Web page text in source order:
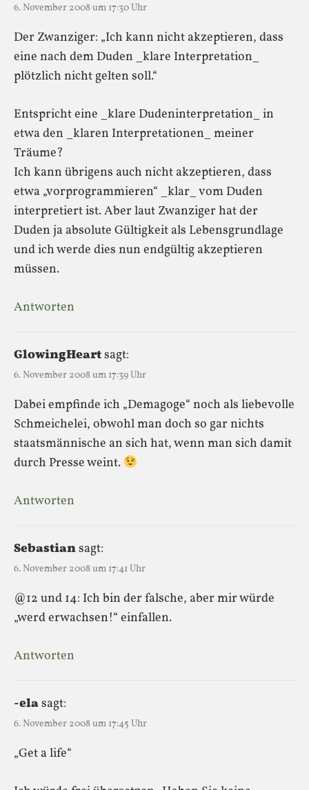
6. November 2008 um 17:30 Uhr
Der Zwanziger: „Ich kann nicht akzeptieren, dass
eine nach dem Duden _klare Interpretation_
plötzlich nicht gelten soll.“
Entspricht eine _klare Dudeninterpretation_ in
etwa den _klaren Interpretationen_ meiner
Träume?
Ich kann übrigens auch nicht akzeptieren, dass
etwa „vorprogrammieren“ _klar_ vom Duden
interpretiert ist. Aber laut Zwanziger hat der
Duden ja absolute Gültigkeit als Lebensgrundlage
und ich werde dies nun endgültig akzeptieren
müssen.
Antworten
GlowingHeartsagt:
6. November 2008 um 17:39 Uhr
Dabei empfinde ich „Demagoge“ noch als liebevolle
Schmeichelei, obwohl man doch so gar nichts
staatsmännische an sich hat, wenn man sich damit
durch Presse weint.
Antworten
Sebastiansagt:
6. November 2008 um 17:41 Uhr
@12 und 14: Ich bin der falsche, aber mir würde
„werd erwachsen!“ einfallen.
Antworten
-elasagt:
6. November 2008 um 17:45 Uhr
„Get a life“